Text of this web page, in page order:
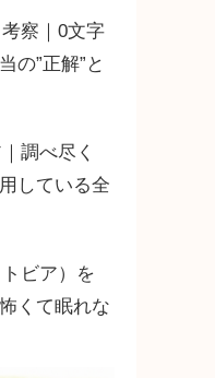
察｜0文字
の”正解”と
調べ尽く
している全
ビア）を
くて眠れな